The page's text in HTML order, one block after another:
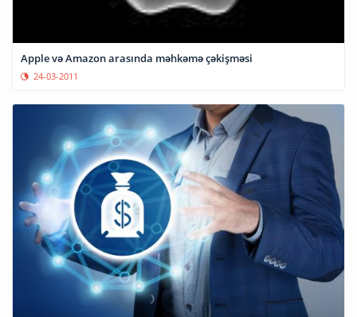
Apple və Amazon arasında məhkəmə çəkişməsi
24-03-2011